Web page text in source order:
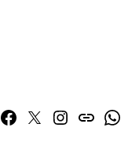
Facebook
TwitterInstagram
issuu